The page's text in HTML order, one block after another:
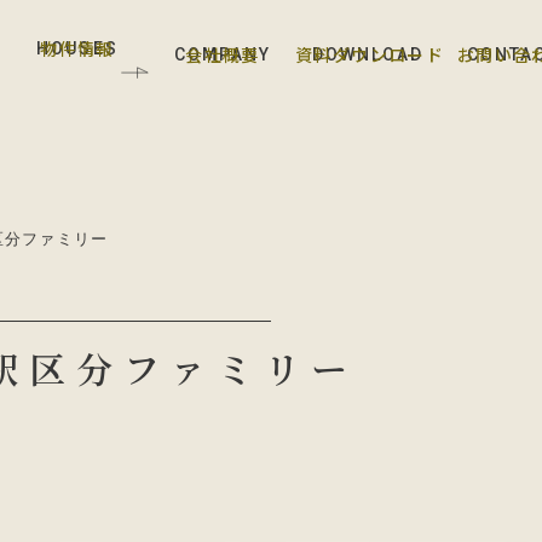
HOUSES
物件情報 COMPANY
会社概要 DOWNLOAD
資料ダウンロード お問い合
ファミリー
区分ファミリー